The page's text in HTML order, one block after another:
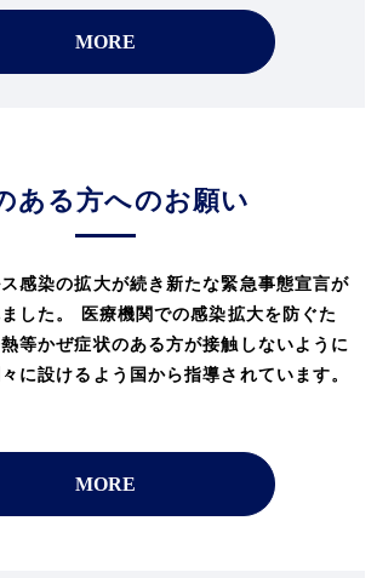
MORE
ある方へのお願い
感染の拡大が続き新たな緊急事態宣言が
した。 医療機関での感染拡大を防ぐた
等かぜ症状のある方が接触しないように
に設けるよう国から指導されています。
MORE